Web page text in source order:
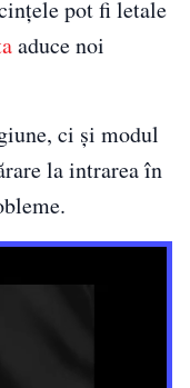
pot fi letale
aduce noi
ci și modul
la intrarea în